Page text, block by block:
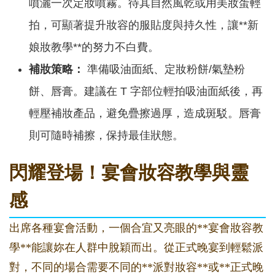
噴灑一次定妝噴霧。待其自然風乾或用美妝蛋輕
拍，可顯著提升妝容的服貼度與持久性，讓**新
娘妝教學**的努力不白費。
補妝策略： 準備吸油面紙、定妝粉餅/氣墊粉
餅、唇膏。建議在 T 字部位輕拍吸油面紙後，再
輕壓補妝產品，避免疊擦過厚，造成斑駁。唇膏
則可隨時補擦，保持最佳狀態。
閃耀登場！宴會妝容教學與靈
感
出席各種宴會活動，一個合宜又亮眼的**宴會妝容教
學**能讓妳在人群中脫穎而出。從正式晚宴到輕鬆派
對，不同的場合需要不同的**派對妝容**或**正式晚